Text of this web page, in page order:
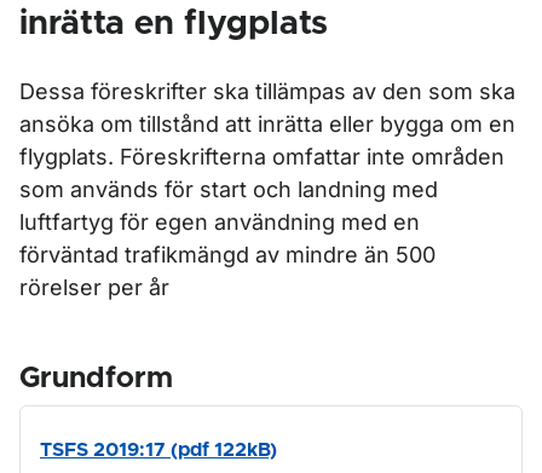
inrätta en flygplats
Dessa föreskrifter ska tillämpas av den som ska
ansöka om tillstånd att inrätta eller bygga om en
flygplats. Föreskrifterna omfattar inte områden
som används för start och landning med
luftfartyg för egen användning med en
förväntad trafikmängd av mindre än 500
rörelser per år
Grundform
TSFS 2019:17 (pdf 122kB)